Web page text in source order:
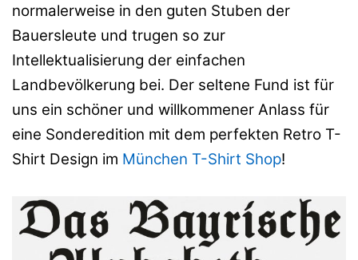
normalerweise in den guten Stuben der
Bauersleute und trugen so zur
Intellektualisierung der einfachen
Landbevölkerung bei. Der seltene Fund ist für
uns ein schöner und willkommener Anlass für
eine Sonderedition mit dem perfekten Retro T-
Shirt Design im München T-Shirt Shop!